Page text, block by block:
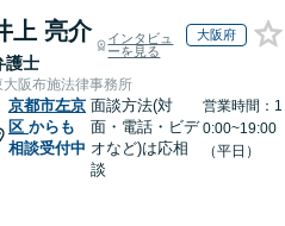
上 亮介
護士
インタビュ
ーを見る
大阪府
大阪布施法律事務所
京都市左京
区 からも
相談受付中
面談方法(対
面・電話・ビデ
オなど)は応相
談
営業時間：1
0:00~19:00
（平日）